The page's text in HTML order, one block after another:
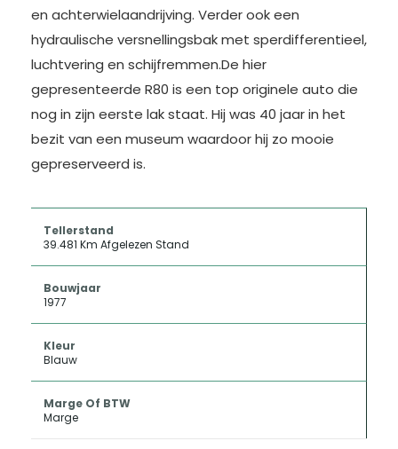
en achterwielaandrijving. Verder ook een
hydraulische versnellingsbak met sperdifferentieel,
luchtvering en schijfremmen.De hier
gepresenteerde R80 is een top originele auto die
nog in zijn eerste lak staat. Hij was 40 jaar in het
bezit van een museum waardoor hij zo mooie
gepreserveerd is.
Tellerstand
39.481 Km Afgelezen Stand
Bouwjaar
1977
Kleur
Blauw
Marge Of BTW
Marge